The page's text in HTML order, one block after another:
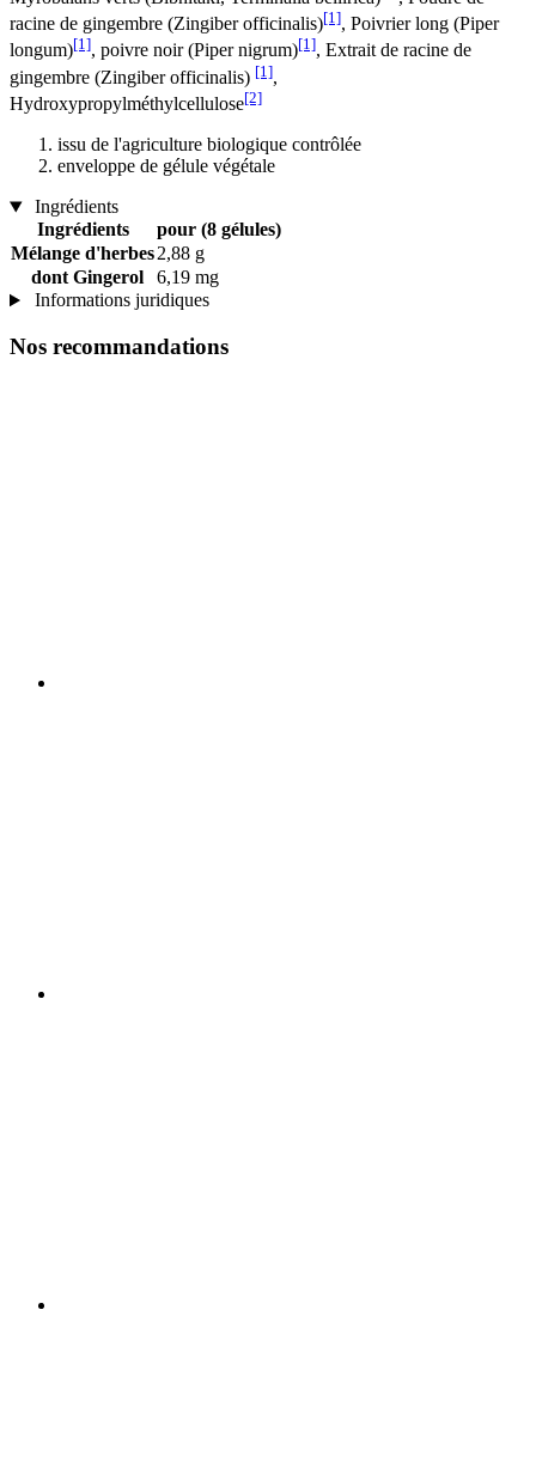
racine de gingembre (Zingiber officinalis)[1], Poivrier long (Piper
longum)[1], poivre noir (Piper nigrum)[1], Extrait de racine de
gingembre (Zingiber officinalis) [1],
Hydroxypropylméthylcellulose[2]
issu de l'agriculture biologique contrôlée
enveloppe de gélule végétale
Ingrédients
Ingrédients
pour (8 gélules)
Mélange d'herbes2,88 g
dont Gingerol
6,19 mg
Informations juridiques
Nos recommandations